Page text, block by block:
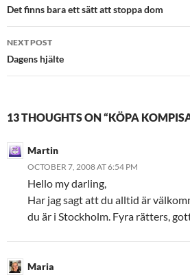
navigation
Det finns bara ett sätt att stoppa dom
NEXT POST
Dagens hjälte
13 THOUGHTS ON “KÖPA
Martin
OCTOBER 7, 2008 AT 6:54 PM
Hello my darling,
Har jag sagt att du alltid är
du är i Stockholm. Fyra rätters,
Maria